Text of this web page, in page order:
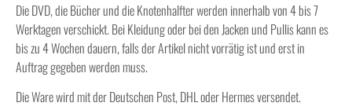
Die DVD, die Bücher und die Knotenhalfter werden innerhalb von 4 bis 7
Werktagen verschickt. Bei Kleidung oder bei den Jacken und Pullis kann es
bis zu 4 Wochen dauern, falls der Artikel nicht vorrätig ist und erst in
Auftrag gegeben werden muss.
Die Ware wird mit der Deutschen Post, DHL oder Hermes versendet.